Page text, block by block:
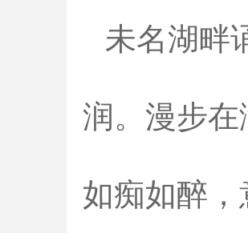
未名湖畔
润。漫步
如痴如醉